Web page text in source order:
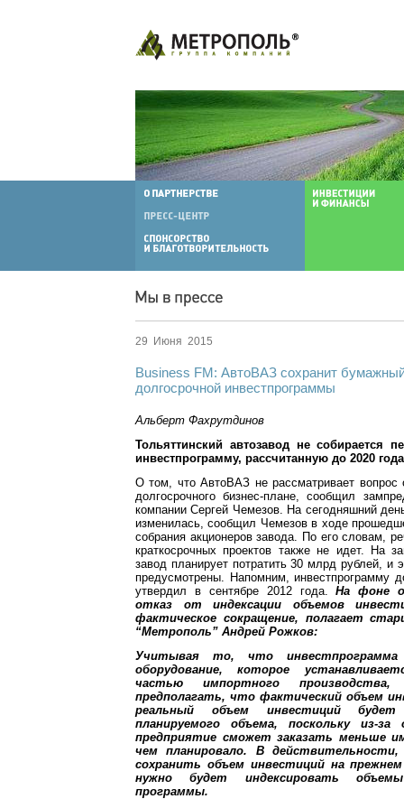
29 Июня 2015
Business FM: АвтоВАЗ сохранит
долгосрочной инвестпрограммы
Альберт Фахрутдинов
Тольяттинский автозавод не собирается
инвестпрограмму, рассчитанную до 2020
О том, что АвтоВАЗ не рассматривает вопрос
долгосрочного бизнес-плане, сообщил
компании Сергей Чемезов. На сегодняшний
изменилась, сообщил Чемезов в ходе
собрания акционеров завода. По его словам,
краткосрочных проектов также не идет. На
завод планирует потратить 30 млрд рублей, и
предусмотрены. Напомним, инвестпрограмму
утвердил в сентябре 2012 года.На фоне
отказ от индексации объемов
фактическое сокращение, полагает
“Метрополь” Андрей Рожков:
Учитывая то, что
оборудование, которое
частью импортного
предполагать, что фактический объем
реальный объем инвестиций будет
планируемого объема, поскольку из-за
предприятие сможет заказать меньше
чем планировало. В
сохранить объем инвестиций на
нужно будет индексировать объемы
программы.